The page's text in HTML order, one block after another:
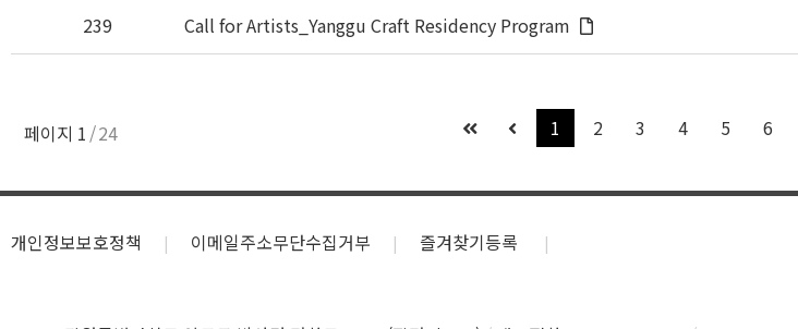
239 Call for Artists_Yanggu Craft Residency Program
페이지 1 24 1 2 3 4 5 6
개인정보보호정책 이메일주소무단수집거부 즐겨찾기등록